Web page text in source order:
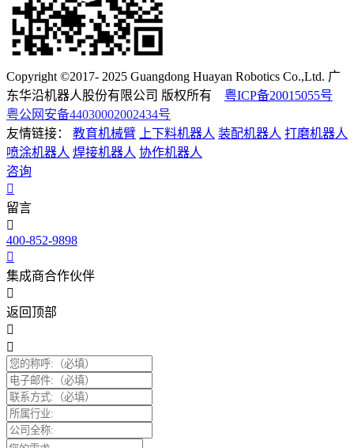
Copyright ©2017- 2025 Guangdong Huayan Robotics Co.,Ltd. 广
东华沿机器人股份有限公司 版权所有 粤ICP备20015055号
粤公网安备44030002002434号
友情链接：
教育机械臂 上下料机器人 装配机器人 打磨机器人
喷涂机器人 焊接机器人 协作机器人
咨询
留言
400-852-9898
集成商合作伙伴
返回顶部